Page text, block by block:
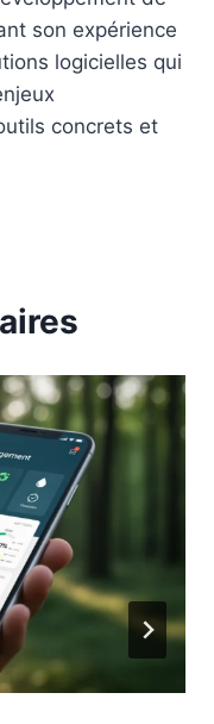
son expérience
logicielles qui
concrets et